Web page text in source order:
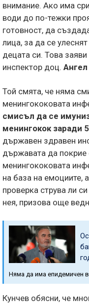
внимание. Ако има
води до по-тежки
готовност, да
лица, за да се
децата си. Toва
инспектор доц.
Той смята, че няма
менингококовата
смисъл да се
менингокок заради
държавен здравен
държавата да покрие
менингококовата
на база на емоциите,
проверка струва ли
нея, призова още
Няма да има епидемичен
Кунчев обясни, че